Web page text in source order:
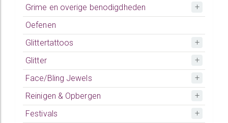
Grime en overige benodigdheden
Oefenen
Glittertattoos
Glitter
Face/Bling Jewels
Reinigen & Opbergen
Festivals